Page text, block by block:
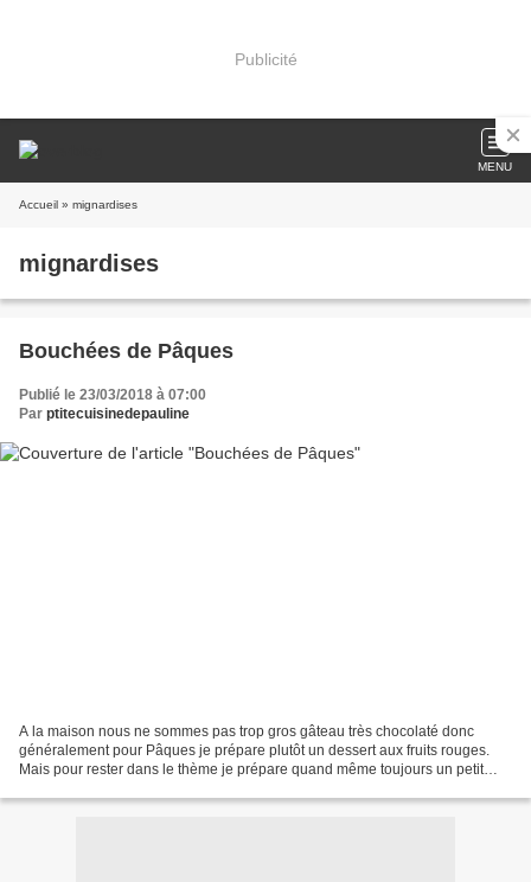
Publicité
MENU
Accueil » mignardises
mignardises
Bouchées de Pâques
Publié le 23/03/2018 à 07:00
Par ptitecuisinedepauline
A la maison nous ne sommes pas trop gros gâteau très chocolaté donc
généralement pour Pâques je prépare plutôt un dessert aux fruits rouges.
Mais pour rester dans le thème je prépare quand même toujours un petit